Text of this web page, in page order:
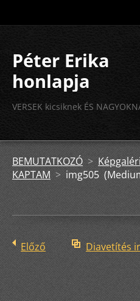
Péter Erika
honlapja
VERSEK kicsiknek ÉS
BEMUTATKOZÓ >
KAPTAM > img505
Előző Diavetítés